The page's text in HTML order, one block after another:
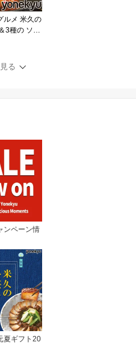
つまみ ご
ブル
ルメ 米久の
3種の ソー
ジューシ
る
ンペーン情
夏ギフト20